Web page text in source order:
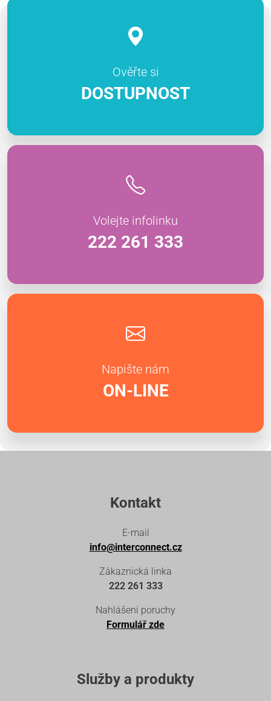
Ověřte si
DOSTUPNOST
Volejte infolinku
222 261 333
Napište nám
ON-LINE
Kontakt
E-mail
info@interconnect.cz
Zákaznická linka
222 261 333
Nahlášení poruchy
Formulář zde
Služby a produkty